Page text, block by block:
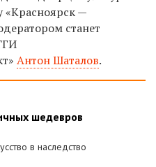
«Красноярск —
станет
Антон Шаталов.
шедевров
в наследство